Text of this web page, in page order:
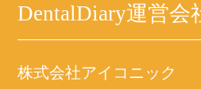
DentalDiary運営会
株式会社アイコニック